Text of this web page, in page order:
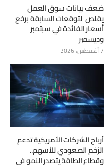
ضعف بيانات سوق العمل
يقلص التوقعات السابقة برفع
أسعار الفائدة في سبتمبر
وديسمبر
7 أغسطس، 2026
أرباح الشركات الأمريكية تدعم
الزخم الصعودي للأسهم..
وقطاع الطاقة يتصدر النمو في